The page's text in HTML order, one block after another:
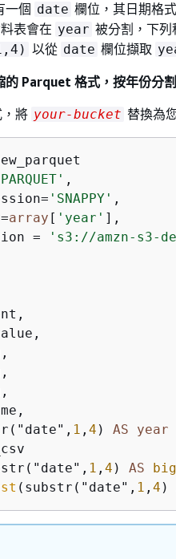
一個 date 欄位，其日期格
表會在 year 被分割，下
以從 date 欄位擷取
Parquet 格式，按年份分割
將 your-bucket 替換為
,
= 'SNAPPY' ,
=array [ 'year' ],
= 's3://amzn-s3-
1 , 4 ) AS
year
1 , 4 ) AS
(substr("date", 1 , 4 )